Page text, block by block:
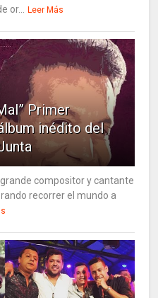
or... Leer Más
Primer
inédito del
compositor y cantante
recorrer el mundo a